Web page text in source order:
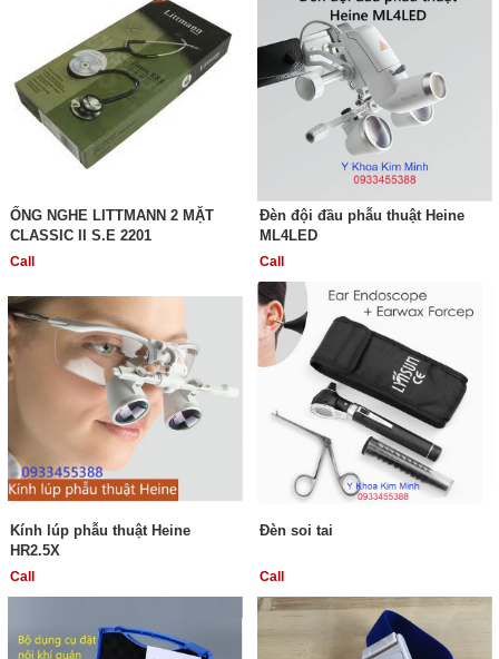
ỐNG NGHE LITTMANN 2 MẶT
CLASSIC II S.E 2201
Call
Đèn đội đầu phẫu thuật Heine
ML4LED
Call
Kính lúp phẫu thuật Heine
HR2.5X
Call
Đèn soi tai
Call